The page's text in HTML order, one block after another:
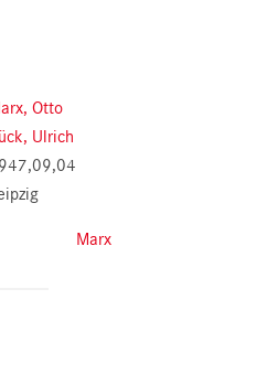
Otto
Ulrich
Marx